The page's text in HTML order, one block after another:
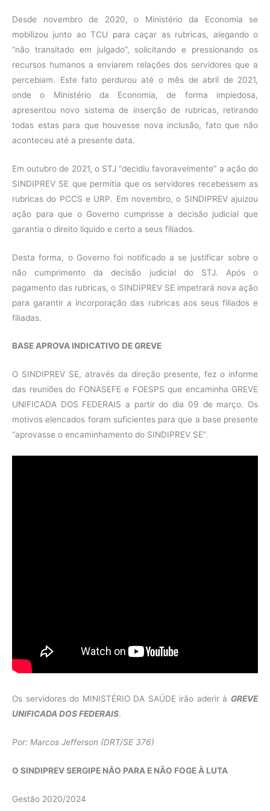
Desde novembro de 2020, o Ministério da Economia se
mobilizou junto ao TCU para caçar as rubricas, alegando o
“não transitado em julgado”, solicitando e pressionando os
recursos humanos a enviarem relações dos servidores que a
percebiam. Este fato perdurou até o mês de abril de 2021,
onde o Ministério da Economia, de forma impiedosa,
apresentou novo sistema de inserção de rubricas, retirando
todas estas para que houvesse nova inclusão, fato que não
aconteceu até a presente data.
Em outubro de 2021, o STJ “decidiu favoravelmente” a ação do
SINDIPREV SE que permitia que os servidores recebessem as
rubricas do PCCS e URP. Em novembro, o SINDIPREV ajuizou
ação para que o Governo cumprisse a decisão judicial que
garantia o direito líquido e certo a seus filiados.
Desta forma, o Governo foi notificado a se justificar sobre o
não cumprimento da decisão judicial do STJ. Após o
pagamento das rubricas, o SINDIPREV SE impetrará nova ação
para garantir a incorporação das rubricas aos seus filiados e
filiadas.
BASE APROVA INDICATIVO DE GREVE
O SINDIPREV SE, através da direção presente, fez o informe
das reuniões do FONASEFE e FOESPS que encaminha GREVE
UNIFICADA DOS FEDERAIS a partir do dia 09 de março. Os
motivos elencados foram suficientes para que a base presente
“aprovasse o encaminhamento do SINDIPREV SE”.
Os servidores do MINISTÉRIO DA SAÚDE irão aderir à GREVE
UNIFICADA DOS FEDERAIS.
Por: Marcos Jefferson (DRT/SE 376)
O SINDIPREV SERGIPE NÃO PARA E NÃO FOGE À LUTA
Gestão 2020/2024